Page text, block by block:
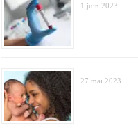
1 juin 2023
27 mai 2023